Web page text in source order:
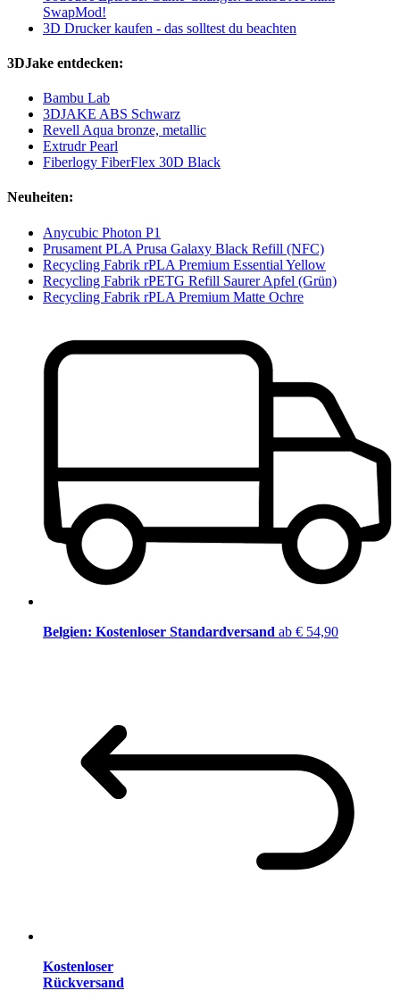
SwapMod!
3D Drucker kaufen - das solltest du beachten
3DJake entdecken:
Bambu Lab
3DJAKE ABS Schwarz
Revell Aqua bronze, metallic
Extrudr Pearl
Fiberlogy FiberFlex 30D Black
Neuheiten:
Anycubic Photon P1
Prusament PLA Prusa Galaxy Black Refill (NFC)
Recycling Fabrik rPLA Premium Essential Yellow
Recycling Fabrik rPETG Refill Saurer Apfel (Grün)
Recycling Fabrik rPLA Premium Matte Ochre
Belgien: Kostenloser Standardversand ab € 54,90
Kostenloser
Rückversand